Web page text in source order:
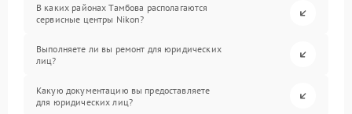
В каких районах Тамбова располагаются
сервисные центры Nikon?
Выполняете ли вы ремонт для юридических
лиц?
Какую документацию вы предоставляете
для юридических лиц?